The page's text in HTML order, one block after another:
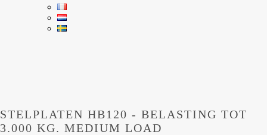
STELPLATEN HB120 - BELASTING TOT
3.000 KG. MEDIUM LOAD